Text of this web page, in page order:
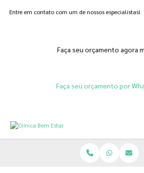
Entre em contato com um de nossos especialistas!
Faça seu orçamento agora
Faça seu orçamento por